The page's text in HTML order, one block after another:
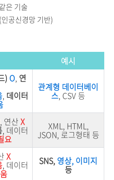
은 기술
공신경망 기반)
예시
) O 연
데이터
관계형 데이터베이
스 , CSV 등
, 연산 X
, 데이터
요
XML, HTML,
JSON, 로그형태 등
X
, 데이터 SNS, 영상, 이미지
등